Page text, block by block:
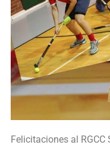
Felicitaciones al